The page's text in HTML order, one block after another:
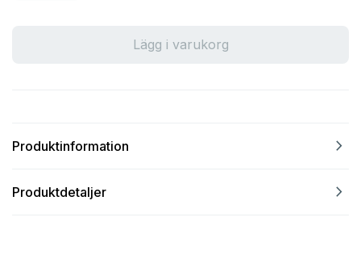
Lägg i varukorg
Produktinformation navigate_next
Produktdetaljer navigate_next